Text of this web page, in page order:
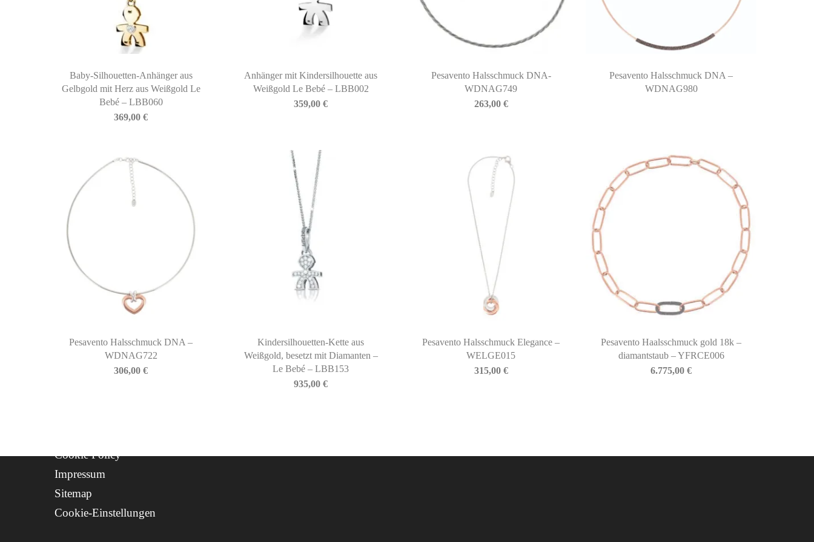
Baby-Silhouetten-Anhänger aus
Gelbgold mit Herz aus Weißgold Le
Bebé – LBB060
369,00€
Anhänger mit Kindersilhouette aus
Weißgold Le Bebé – LBB002
359,00€
Pesavento Halsschmuck DNA-
WDNAG749
263,00 €
Pesavento Halsschmuck DNA –
WDNAG980
Pesavento Halsschmuck DNA –
WDNAG722
306,00€
Kindersilhouetten-Kette aus
Weißgold, besetzt mit Diamanten –
Le Bebé – LBB153
935,00€
Pesavento Halsschmuck Elegance –
WELGE015
315,00 €
Pesavento Haalsschmuck gold 18k –
diamantstaub – YFRCE006
6.775,00€
Corso Libertà, 146
39012 Merano (BZ) – Italy
Telefono: +39 0473 236173
info@biasinijewelry.it
P.IVA: IT01508870217
QUICKLINKS
Kontakt
Progetto FSE 2025
WhatsApp Support
Cookie Policy
Impressum
Sitemap
Cookie-Einstellungen